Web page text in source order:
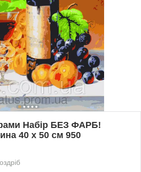
Набір БЕЗ ФАРБ!
40 х 50 см 950